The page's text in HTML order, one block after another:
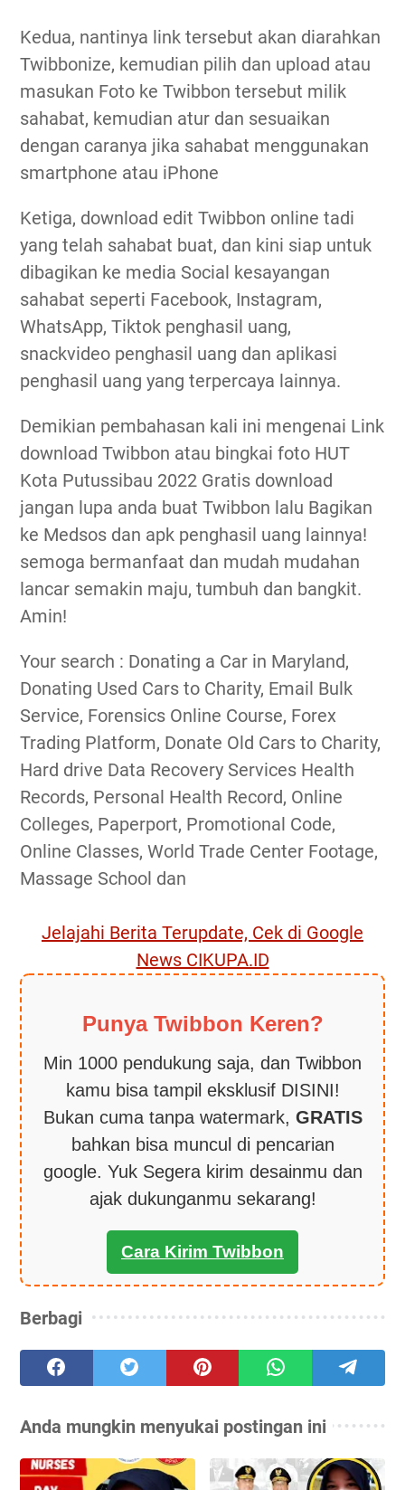
Kedua, nantinya link tersebut akan diarahkan
Twibbonize, kemudian pilih dan upload atau
masukan Foto ke Twibbon tersebut milik
sahabat, kemudian atur dan sesuaikan
dengan caranya jika sahabat menggunakan
smartphone atau iPhone
Ketiga, download edit Twibbon online tadi
yang telah sahabat buat, dan kini siap untuk
dibagikan ke media Social kesayangan
sahabat seperti Facebook, Instagram,
WhatsApp, Tiktok penghasil uang,
snackvideo penghasil uang dan aplikasi
penghasil uang yang terpercaya lainnya.
Demikian pembahasan kali ini mengenai Link
download Twibbon atau bingkai foto HUT
Kota Putussibau 2022 Gratis download
jangan lupa anda buat Twibbon lalu Bagikan
ke Medsos dan apk penghasil uang lainnya!
semoga bermanfaat dan mudah mudahan
lancar semakin maju, tumbuh dan bangkit.
Amin!
Your search : Donating a Car in Maryland,
Donating Used Cars to Charity, Email Bulk
Service, Forensics Online Course, Forex
Trading Platform, Donate Old Cars to Charity,
Hard drive Data Recovery Services Health
Records, Personal Health Record, Online
Colleges, Paperport, Promotional Code,
Online Classes, World Trade Center Footage,
Massage School dan
Jelajahi Berita Terupdate, Cek di Google
News CIKUPA.ID
Punya Twibbon Keren?
Min 1000 pendukung saja, dan Twibbon
kamu bisa tampil eksklusif DISINI!
Bukan cuma tanpa watermark, GRATIS
bahkan bisa muncul di pencarian
google. Yuk Segera kirim desainmu dan
ajak dukunganmu sekarang!
Cara Kirim Twibbon
Berbagi
Anda mungkin menyukai postingan ini